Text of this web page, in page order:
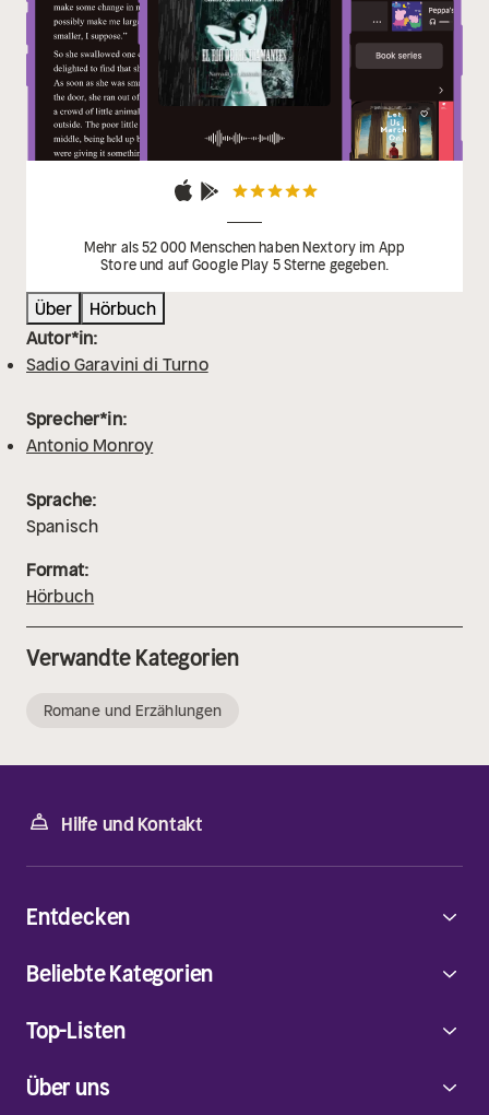
Mehr als 52 000 Menschen haben Nextory im App
Store und auf Google Play 5 Sterne gegeben.
Über
Hörbuch
Autor*in:
Sadio Garavini di Turno
Sprecher*in:
Antonio Monroy
Sprache:
Spanisch
Format:
Hörbuch
Verwandte Kategorien
Romane und Erzählungen
Hilfe und Kontakt
Über uns
Entdecken
Beliebte Kategorien
Top-Listen